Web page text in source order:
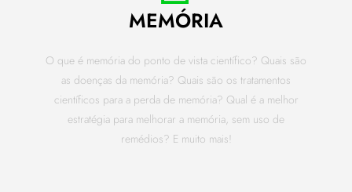
MEMÓRIA
O que é memória do ponto de vista científico? Quais são
as doenças da memória? Quais são os tratamentos
científicos para a perda de memória? Qual é a melhor
estratégia para melhorar a memória, sem uso de
remédios? E muito mais!